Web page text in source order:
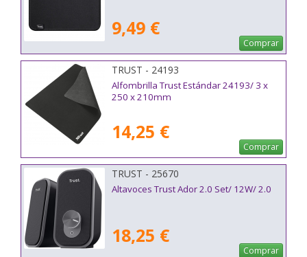
9,49 €
Comprar
TRUST - 24193
Alfombrilla Trust Estándar 24193/ 3 x
250 x 210mm
14,25 €
Comprar
TRUST - 25670
Altavoces Trust Ador 2.0 Set/ 12W/ 2.0
18,25 €
Comprar